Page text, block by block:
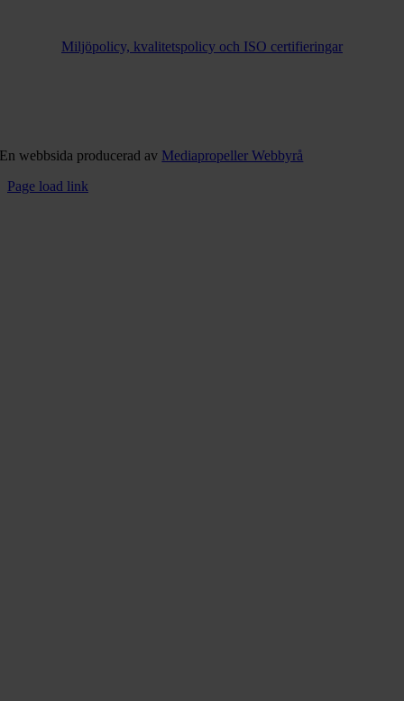
Miljöpolicy, kvalitetspolicy och ISO certifieringar
En webbsida producerad av Mediapropeller Webbyrå
Page load link